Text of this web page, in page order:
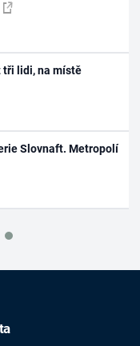
tři lidi, na místě
Slovnaft. Metropolí